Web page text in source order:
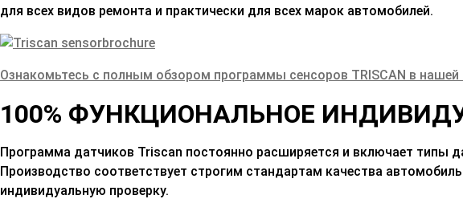
для всех видов ремонта и практически для всех марок автомобилей.
Ознакомьтесь с полным обзором программы сенсоров TRISCAN в
100% ФУНКЦИОНАЛЬНОЕ
Программа датчиков Triscan постоянно расширяется и включает типы
Производство соответствует строгим стандартам качества
индивидуальную проверку.